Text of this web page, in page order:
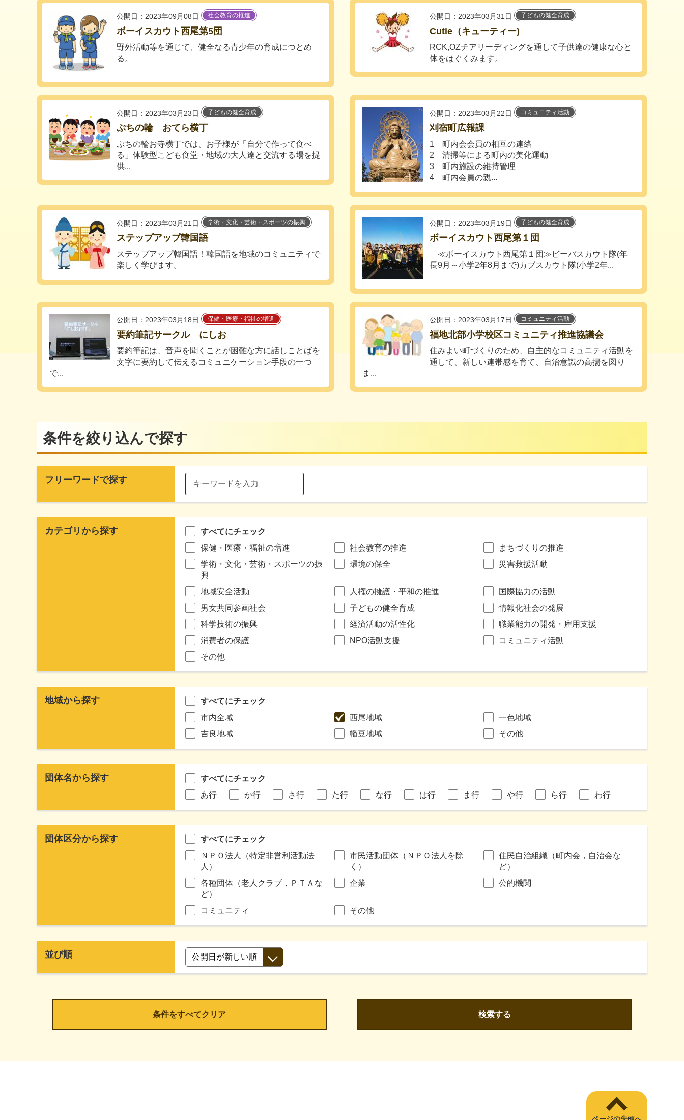
公開日：2023年09月08日 社会教育の推進
ボーイスカウト西尾第5団
野外活動等を通じて、健全なる青少年の育成につとめ
る。
公開日：2023年03月31日 子どもの健全育成
Cutie（キューティー)
RCK,OZチアリーディングを通して子供達の健康な心と
体をはぐくみます。
公開日：2023年03月23日 子どもの健全育成
ぷちの輪 おてら横丁
ぷちの輪お寺横丁では、お子様が「自分で作って食べ
る」体験型こども食堂・地域の大人達と交流する場を提
供...
公開日：2023年03月22日 コミュニティ活動
刈宿町広報課
1 町内会会員の相互の連絡
2 清掃等による町内の美化運動
3 町内施設の維持管理
4 町内会員の親...
公開日：2023年03月21日 学術・文化・芸術・スポーツの振興
ステップアップ韓国語
ステップアップ韓国語！韓国語を地域のコミュニティで
楽しく学びます。
公開日：2023年03月19日 子どもの健全育成
ボーイスカウト西尾第１団
≪ボーイスカウト西尾第１団≫ビーバスカウト隊(年
長9月～小学2年8月まで)カブスカウト隊(小学2年...
公開日：2023年03月18日 保健・医療・福祉の増進
要約筆記サークル にしお
要約筆記は、音声を聞くことが困難な方に話しことばを
文字に要約して伝えるコミュニケーション手段の一つ
で...
公開日：2023年03月17日 コミュニティ活動
福地北部小学校区コミュニティ推進協議会
住みよい町づくりのため、自主的なコミュニティ活動を
通して、新しい連帯感を育て、自治意識の高揚を図り
ま...
条件を絞り込んで探す
フリーワードで探す
カテゴリから探す
すべてにチェック
保健・医療・福祉の増進
社会教育の推進
まちづくりの推進
学術・文化・芸術・スポーツの振
興
環境の保全 災害救援活動
地域安全活動 人権の擁護・平和の推進
国際協力の活動
男女共同参画社会
子どもの健全育成
情報化社会の発展
科学技術の振興
経済活動の活性化
職業能力の開発・雇用支援
消費者の保護
NPO活動支援
コミュニティ活動
その他
地域から探す
すべてにチェック
市内全域
西尾地域
一色地域
吉良地域
幡豆地域 その他
団体名から探す
すべてにチェック
あ行
か行 さ行 た行 な行 は行 ま行 や行 ら行 わ行
団体区分から探す
すべてにチェック
ＮＰＯ法人（特定非営利活動法
人）
市民活動団体（ＮＰＯ法人を除
く）
住民自治組織（町内会，自治会な
ど）
各種団体（老人クラブ，ＰＴＡな
ど）
企業 公的機関
コミュニティ その他
並び順
検索する